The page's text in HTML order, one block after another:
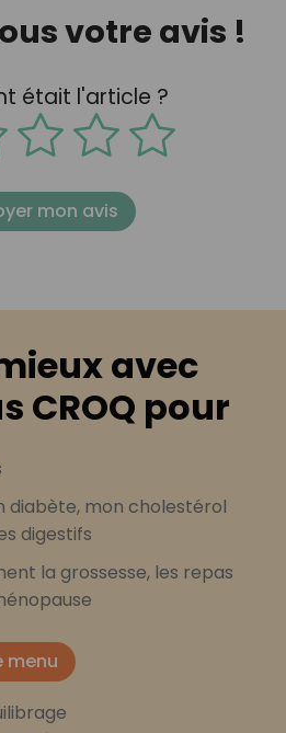
votre avis !
était l'article ?
mon avis
avec
CROQ pour
diabète, mon cholestérol
digestifs
la grossesse, les repas
menu